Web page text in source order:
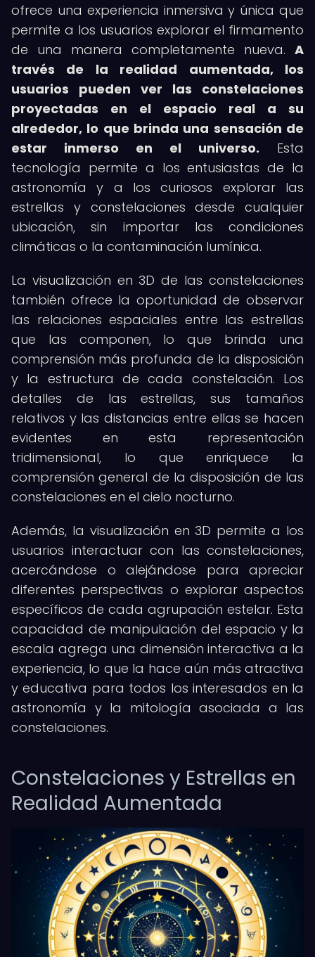
ofrece una experiencia inmersiva y única que
permite a los usuarios explorar el firmamento
de una manera completamente nueva. A
través de la realidad aumentada, los
usuarios pueden ver las constelaciones
proyectadas en el espacio real a su
alrededor, lo que brinda una sensación de
estar inmerso en el universo. Esta
tecnología permite a los entusiastas de la
astronomía y a los curiosos explorar las
estrellas y constelaciones desde cualquier
ubicación, sin importar las condiciones
climáticas o la contaminación lumínica.
La visualización en 3D de las constelaciones
también ofrece la oportunidad de observar
las relaciones espaciales entre las estrellas
que las componen, lo que brinda una
comprensión más profunda de la disposición
y la estructura de cada constelación. Los
detalles de las estrellas, sus tamaños
relativos y las distancias entre ellas se hacen
evidentes en esta representación
tridimensional, lo que enriquece la
comprensión general de la disposición de las
constelaciones en el cielo nocturno.
Además, la visualización en 3D permite a los
usuarios interactuar con las constelaciones,
acercándose o alejándose para apreciar
diferentes perspectivas o explorar aspectos
específicos de cada agrupación estelar. Esta
capacidad de manipulación del espacio y la
escala agrega una dimensión interactiva a la
experiencia, lo que la hace aún más atractiva
y educativa para todos los interesados en la
astronomía y la mitología asociada a las
constelaciones.
Constelaciones y Estrellas en
Realidad Aumentada